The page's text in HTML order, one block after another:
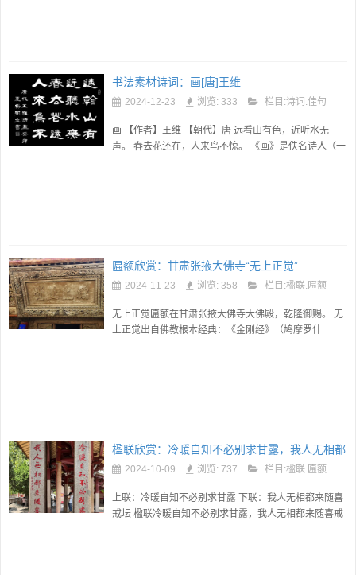
书法素材诗词：画[唐]王维
2024-12-23 浏览: 333 栏目:诗词.佳句
画 【作者】王维 【朝代】唐 远看山有色，近听水无
声。 春去花还在，人来鸟不惊。 《画》是佚名诗人（一
匾额欣赏：甘肃张掖大佛寺“无上正觉”
2024-11-23 浏览: 358 栏目:楹联.匾额
无上正觉匾额在甘肃张掖大佛寺大佛殿，乾隆御赐。 无
上正觉出自佛教根本经典：《金刚经》（鸠摩罗什
楹联欣赏：冷暖自知不必别求甘露，我人无相都
来随喜戒坛
2024-10-09 浏览: 737 栏目:楹联.匾额
上联：冷暖自知不必别求甘露 下联：我人无相都来随喜
戒坛 楹联冷暖自知不必别求甘露，我人无相都来随喜戒